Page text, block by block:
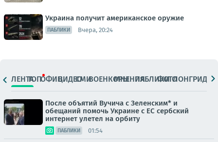
Украина получит американское оружие
ПАБЛИКИ Вчера, 20:24
ЛЕНТАТОПОФИЦ.ВИДЕОСМИВОЕНКОРЫМНЕНИЯПАБЛИКИ
ФОТОЛОНГРИДЫ
После объятий Вучича с Зеленским* и
обещаний помочь Украине с ЕС сербский
интернет улетел на орбиту
ПАБЛИКИ 01:54